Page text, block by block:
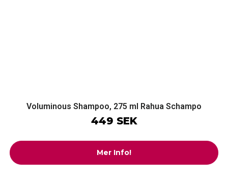
Voluminous Shampoo, 275 ml Rahua Schampo
449 SEK
Mer Info!